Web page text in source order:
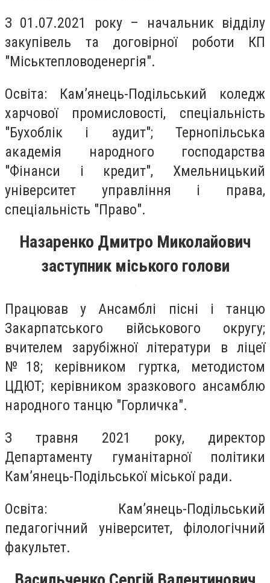
З 01.07.2021 року – начальник відділу
закупівель та договірної роботи КП
"Міськтепловоденергія".
Освіта: Кам’янець-Подільський коледж
харчової промисловості, спеціальність
"Бухоблік і аудит"; Тернопільська
академія народного господарства
"Фінанси і кредит", Хмельницький
університет управління і права,
спеціальність "Право".
Назаренко Дмитро Миколайович
заступник міського голови
Працював у Ансамблі пісні і танцю
Закарпатського військового округу;
вчителем зарубіжної літератури в ліцеї
№18; керівником гуртка, методистом
ЦДЮТ; керівником зразкового ансамблю
народного танцю "Горличка".
З травня 2021 року, директор
Департаменту гуманітарної політики
Кам’янець-Подільської міської ради.
Освіта: Кам’янець-Подільський
педагогічний університет, філологічний
факультет.